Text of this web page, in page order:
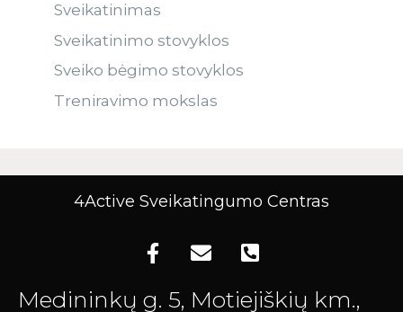
Sveikatinimas
Sveikatinimo stovyklos
Sveiko bėgimo stovyklos
Treniravimo mokslas
4Active Sveikatingumo Centras
Medininkų g. 5, Motiejiškių km.,